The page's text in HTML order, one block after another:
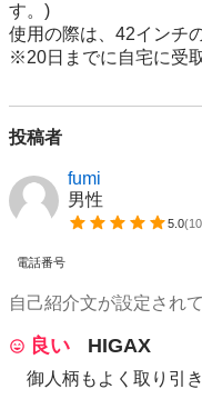
す。)
使用の際は、42インチ
※20日までに自宅に受
投稿者
fumi
男性
5.0(10
電話番号
自己紹介文が設定され
良い HIGAX
御人柄もよく取り引